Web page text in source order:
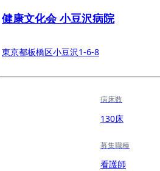
健康文化会 小豆沢病院
東京都板橋区小豆沢1-6-8
病床数
130床
募集職種
看護師